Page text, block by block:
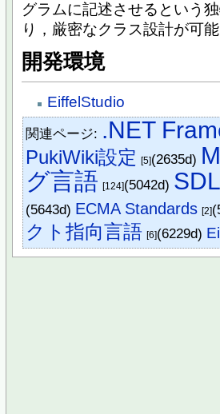
グラムに記述させるという
り，厳密なクラス設計が可
開発環境
EiffelStudio
関連ページ: .NET
PukiWiki設定 [5](2635d)
グ言語 [124](5042d)
(5643d) ECMA Standards [2]
クト指向言語 [6](6229d)